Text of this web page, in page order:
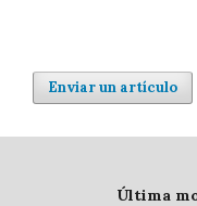
Enviar un artículo
Última